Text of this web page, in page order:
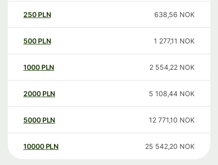
250 PLN 638,56 NOK
500 PLN 1 277,11 NOK
1000 PLN 2 554,22 NOK
2000 PLN 5 108,44 NOK
5000 PLN 12 771,10 NOK
10000 PLN 25 542,20 NOK